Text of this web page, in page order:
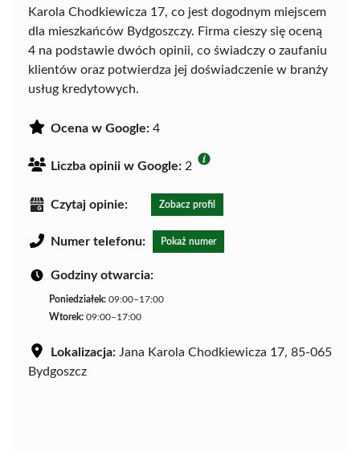
Karola Chodkiewicza 17, co jest dogodnym miejscem
dla mieszkańców Bydgoszczy. Firma cieszy się oceną
4 na podstawie dwóch opinii, co świadczy o zaufaniu
klientów oraz potwierdza jej doświadczenie w branży
usług kredytowych.
Ocena w Google: 4
Liczba opinii w Google: 2
Czytaj opinie: Zobacz profil
Numer telefonu: Pokaż numer
Godziny otwarcia:
Poniedziałek: 09:00–17:00
Wtorek: 09:00–17:00
Lokalizacja: Jana Karola Chodkiewicza 17, 85-065
Bydgoszcz